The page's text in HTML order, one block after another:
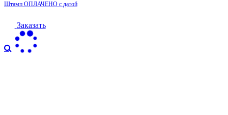
Штамп ОПЛАЧЕНО с датой
Заказать